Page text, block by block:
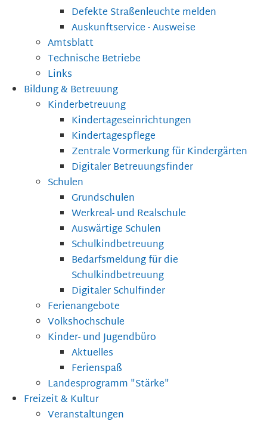
Defekte Straßenleuchte melden
Auskunftservice - Ausweise
Amtsblatt
Technische Betriebe
Links
Bildung & Betreuung
Kinderbetreuung
Kindertageseinrichtungen
Kindertagespflege
Zentrale Vormerkung für Kindergärten
Digitaler Betreuungsfinder
Schulen
Grundschulen
Werkreal- und Realschule
Auswärtige Schulen
Schulkindbetreuung
Bedarfsmeldung für die
Schulkindbetreuung
Digitaler Schulfinder
Ferienangebote
Volkshochschule
Kinder- und Jugendbüro
Aktuelles
Ferienspaß
Landesprogramm "Stärke"
Freizeit & Kultur
Veranstaltungen